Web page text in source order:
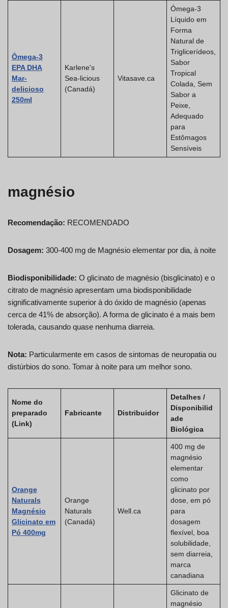
Ômega-3
EPA DHA
Mar-
delicioso
250ml
Karlene's
Sea-licious
(Canadá)
Vitasave.ca
Ómega-3
Líquido em
Forma
Natural de
Triglicerídeos,
Sabor
Tropical
Colada, Sem
Sabor a
Peixe,
Adequado
para
Estômagos
Sensíveis
magnésio
Recomendação: RECOMENDADO
Dosagem: 300-400 mg de Magnésio elementar por dia, à noite
Biodisponibilidade: O glicinato de magnésio (bisglicinato) e o
citrato de magnésio apresentam uma biodisponibilidade
significativamente superior à do óxido de magnésio (apenas
cerca de 41% de absorção). A forma de glicinato é a mais bem
tolerada, causando quase nenhuma diarreia.
Nota: Particularmente em casos de sintomas de neuropatia ou
distúrbios do sono. Tomar à noite para um melhor sono.
Nome do
preparado
(Link)
Fabricante Distribuidor
Detalhes /
Disponibilid
ade
Biológica
Orange
Naturals
Magnésio
Glicinato em
Pó 400mg
Orange
Naturals
(Canadá)
Well.ca
400 mg de
magnésio
elementar
como
glicinato por
dose, em pó
para
dosagem
flexível, boa
solubilidade,
sem diarreia,
marca
canadiana
Glicinato de
magnésio